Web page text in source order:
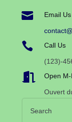
 Email Us
 Call Us
(123)-
 Open
Ouvert